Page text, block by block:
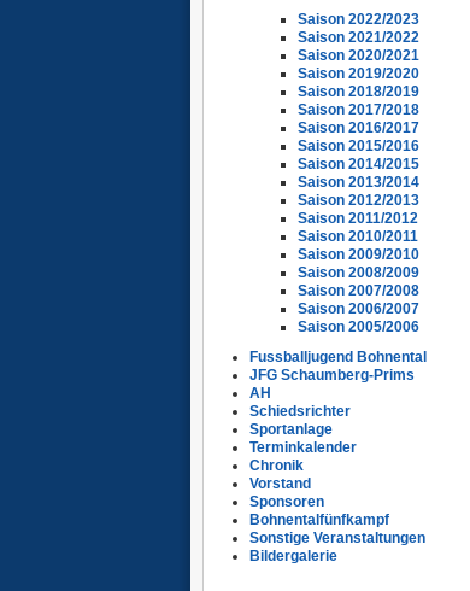
Saison 2022/2023
Saison 2021/2022
Saison 2020/2021
Saison 2019/2020
Saison 2018/2019
Saison 2017/2018
Saison 2016/2017
Saison 2015/2016
Saison 2014/2015
Saison 2013/2014
Saison 2012/2013
Saison 2011/2012
Saison 2010/2011
Saison 2009/2010
Saison 2008/2009
Saison 2007/2008
Saison 2006/2007
Saison 2005/2006
Fussballjugend Bohnental
JFG Schaumberg-Prims
AH
Schiedsrichter
Sportanlage
Terminkalender
Chronik
Vorstand
Sponsoren
Bohnentalfünfkampf
Sonstige Veranstaltungen
Bildergalerie